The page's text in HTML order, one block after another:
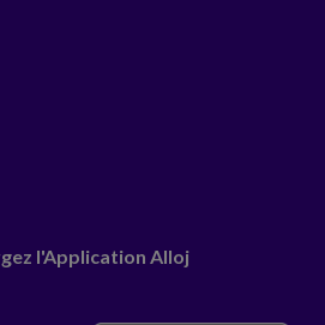
l'Application Alloj